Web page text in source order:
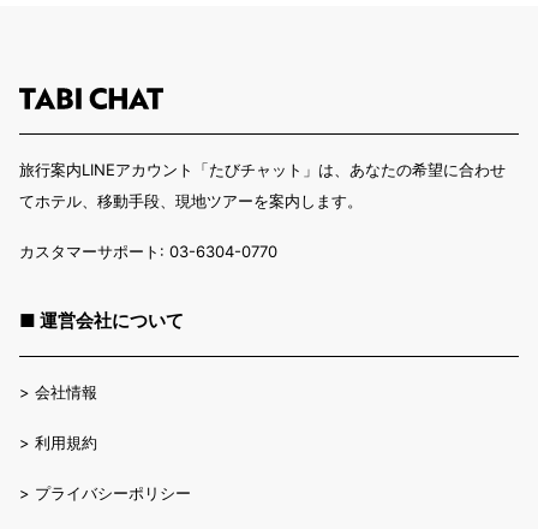
旅行案内LINEアカウント「たびチャット」は、あなたの希望に合わせ
てホテル、移動手段、現地ツアーを案内します。
カスタマーサポート: 03-6304-0770
■ 運営会社について
> 会社情報
> 利用規約
> プライバシーポリシー